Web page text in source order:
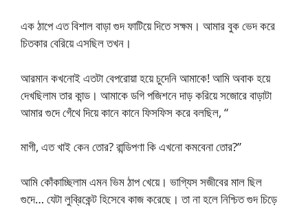
এক ঠাপে এত বিশাল বাড়া গুদ ফাটিয়ে দিতে সক্ষম। আমার বুক ভেদ করে
চিতকার বেরিয়ে এসছিল তখন।
আরমান কখনোই এতটা বেপরোয়া হয়ে চুদেনি আমাকে! আমি অবাক হয়ে
দেখছিলাম তার কান্ড। আমাকে ডগি পজিশনে দাড় করিয়ে সজোরে বাড়াটা
আমার গুদে গেঁথে দিয়ে কানে কানে ফিসফিস করে বলছিল, “
মাগী, এত খাই কেন তোর? রান্ডিপণা কি এখনো কমবেনা তোর?”
আমি কোঁকাচ্ছিলাম এমন ভিম ঠাপ খেয়ে। ভাগ্যিস সজীবের মাল ছিল
গুদে… যেটা লুব্রিকেন্ট হিসেবে কাজ করেছে। তা না হলে নিশ্চিত গুদ চিড়ে